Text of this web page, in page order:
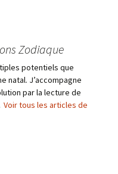
Zodiaque
potentiels que
natal. J’accompagne
par la lecture de
Voir tous les articles de